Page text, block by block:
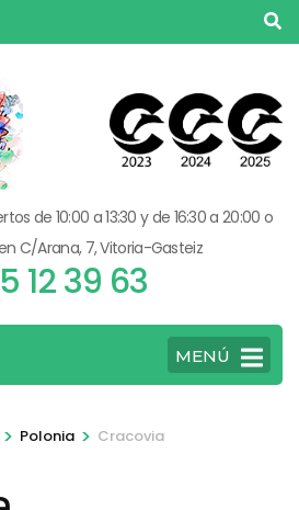
de 10:00 a 13:30 y de 16:30 a 20:00 o
C/Arana, 7, Vitoria-Gasteiz
12 39 63
MENÚ
> Polonia > Cracovia